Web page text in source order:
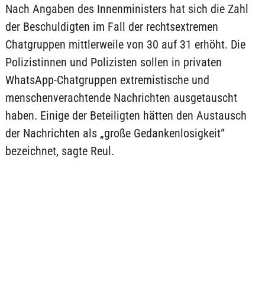
Nach Angaben des Innenministers hat sich die Zahl
der Beschuldigten im Fall der rechtsextremen
Chatgruppen mittlerweile von 30 auf 31 erhöht. Die
Polizistinnen und Polizisten sollen in privaten
WhatsApp-Chatgruppen extremistische und
menschenverachtende Nachrichten ausgetauscht
haben. Einige der Beteiligten hätten den Austausch
der Nachrichten als „große Gedankenlosigkeit“
bezeichnet, sagte Reul.